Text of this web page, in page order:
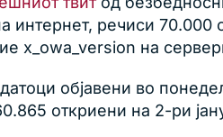
интернет, речиси
x_owa_version на
објавени во
откриени на 2-ри